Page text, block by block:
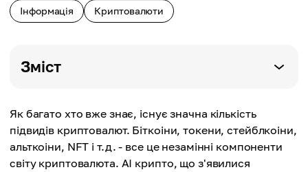
Інформація Криптовалюти
Зміст
Як багато хто вже знає, існує значна кількість
підвидів криптовалют. Біткоіни, токени, стейблкоіни,
альткоіни, NFT і т.д. - все це незамінні компоненти
світу криптовалюта. AI крипто, що з'явилися